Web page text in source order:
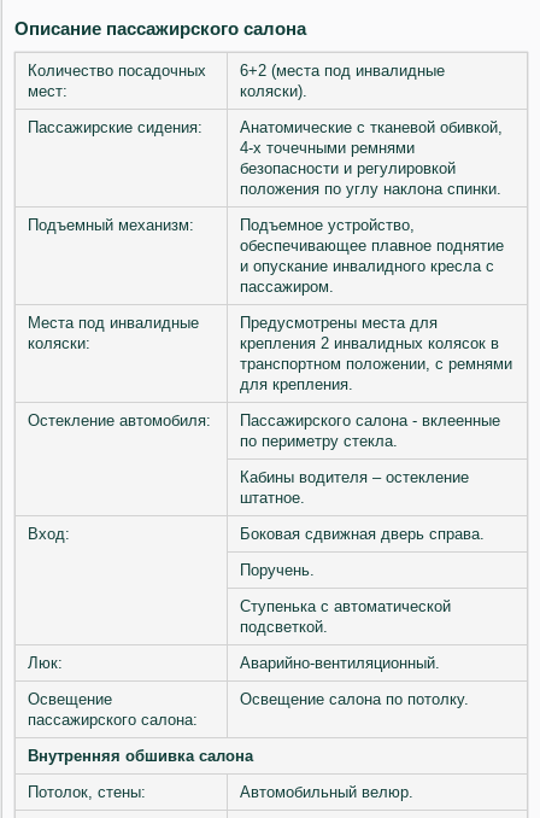
Описание пассажирского салона
Количество посадочных
мест:
6+2 (места под инвалидные
коляски).
Пассажирские сидения:
Анатомические с тканевой обивкой,
4-х точечными ремнями
безопасности и регулировкой
положения по углу наклона спинки.
Подъемный механизм:
Подъемное устройство,
обеспечивающее плавное поднятие
и опускание инвалидного кресла с
пассажиром.
Места под инвалидные
коляски:
Предусмотрены места для
крепления 2 инвалидных колясок в
транспортном положении, с ремнями
для крепления.
Остекление автомобиля:
Пассажирского салона - вклеенные
по периметру стекла.
Кабины водителя – остекление
штатное.
Вход:
Боковая сдвижная дверь справа.
Поручень.
Ступенька с автоматической
подсветкой.
Люк:
Аварийно-вентиляционный.
Освещение
пассажирского салона:
Освещение салона по потолку.
Внутренняя обшивка салона
Потолок, стены:
Автомобильный велюр.